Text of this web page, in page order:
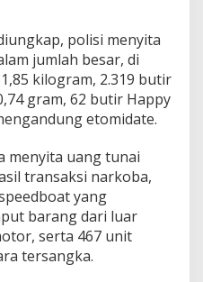
polisi menyita
jumlah besar, di
kilogram, 2.319 butir
gram, 62 butir Happy
etomidate.
menyita uang tunai
transaksi narkoba,
yang
barang dari luar
serta 467 unit
tersangka.